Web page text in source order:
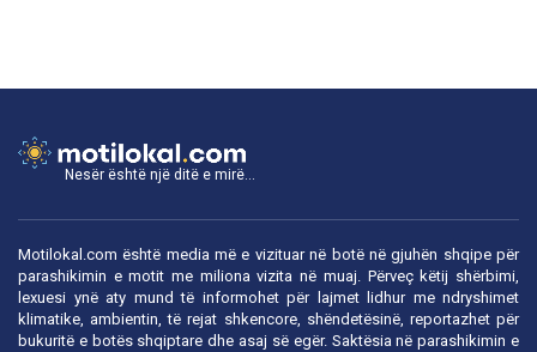
Nesër është një ditë e mirë...
Motilokal.com është media më e vizituar në botë në gjuhën shqipe për
parashikimin e motit me miliona vizita në muaj. Përveç këtij shërbimi,
lexuesi ynë aty mund të informohet për lajmet lidhur me ndryshimet
klimatike, ambientin, të rejat shkencore, shëndetësinë, reportazhet për
bukuritë e botës shqiptare dhe asaj së egër. Saktësia në parashikimin e